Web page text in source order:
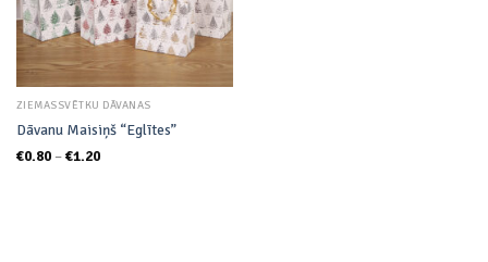
ZIEMASSVĒTKU DĀVANAS
Dāvanu Maisiņš “Eglītes”
€0.80 –€1.20Price